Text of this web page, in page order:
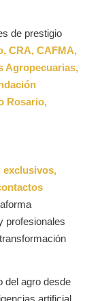
de prestigio
CRA, CAFMA,
Agropecuarias,
Rosario,
exclusivos,
profesionales
del agro desde
artificial,